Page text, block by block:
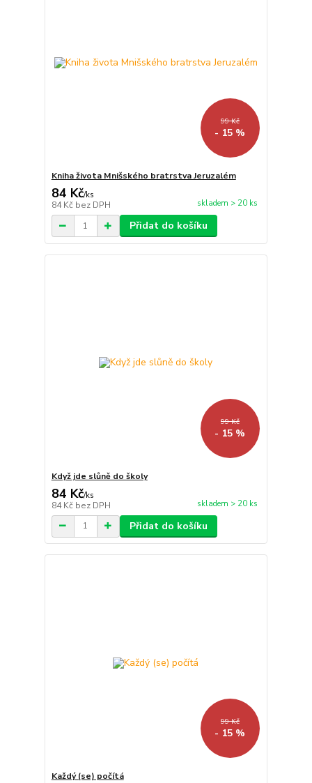
99 Kč
- 15 %
Kniha života Mnišského bratrstva Jeruzalém
84 Kč/ks
84 Kč bez DPH skladem > 20 ks
Přidat do košíku
99 Kč
- 15 %
Když jde slůně do školy
84 Kč/ks
84 Kč bez DPH skladem > 20 ks
Přidat do košíku
99 Kč
- 15 %
Každý (se) počítá